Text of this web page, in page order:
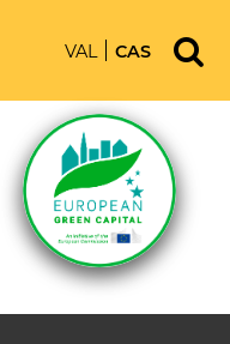
VAL CAS